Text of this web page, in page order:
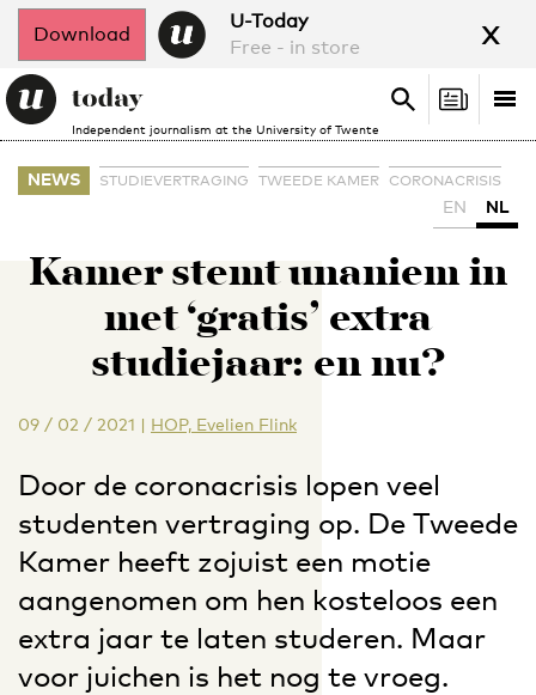
Download
U-Today
Free - in store
x
Independent journalism at the University of Twente
Search
Search
NEWS STUDIEVERTRAGING TWEEDE KAMER CORONACRISIS
EN NL
Kamer stemt unaniem in
met ‘gratis’ extra
studiejaar: en nu?
09 / 02 / 2021 | HOP, Evelien Flink
Door de coronacrisis lopen veel
studenten vertraging op. De Tweede
Kamer heeft zojuist een motie
aangenomen om hen kosteloos een
extra jaar te laten studeren. Maar
voor juichen is het nog te vroeg.